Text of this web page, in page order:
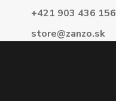
+421 903 436 156
store@zanzo.sk